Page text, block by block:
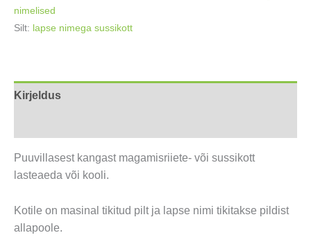
nimelised
Silt: lapse nimega sussikott
Kirjeldus
Puuvillasest kangast magamisriiete- või sussikott
lasteaeda või kooli.
Kotile on masinal tikitud pilt ja lapse nimi tikitakse pildist
allapoole.